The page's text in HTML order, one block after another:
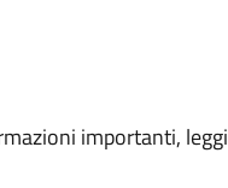
importanti,